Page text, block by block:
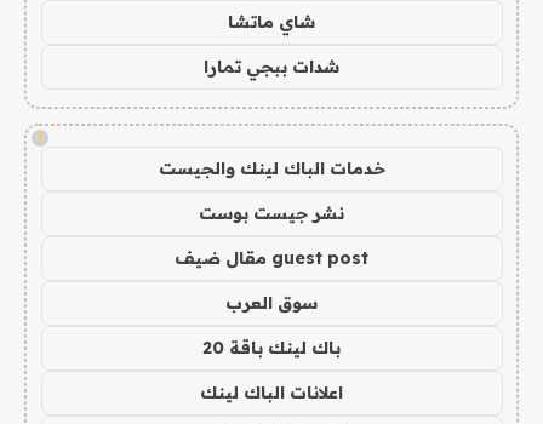
شاي ماتشا
شدات ببجي تمارا
!
خدمات الباك لينك والجيست
نشر جيست بوست
guest post مقال ضيف
سوق العرب
باك لينك باقة 20
اعلانات الباك لينك